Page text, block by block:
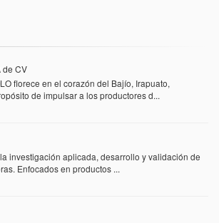
de CV
florece en el corazón del Bajío, Irapuato,
de impulsar a los productores d...
investigación aplicada, desarrollo y validación de
Enfocados en productos ...